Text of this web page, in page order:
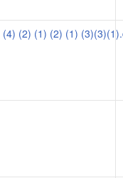
(2) (1) (2) (1)